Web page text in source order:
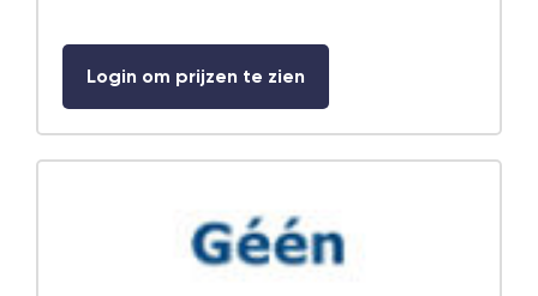
Login om prijzen te zien